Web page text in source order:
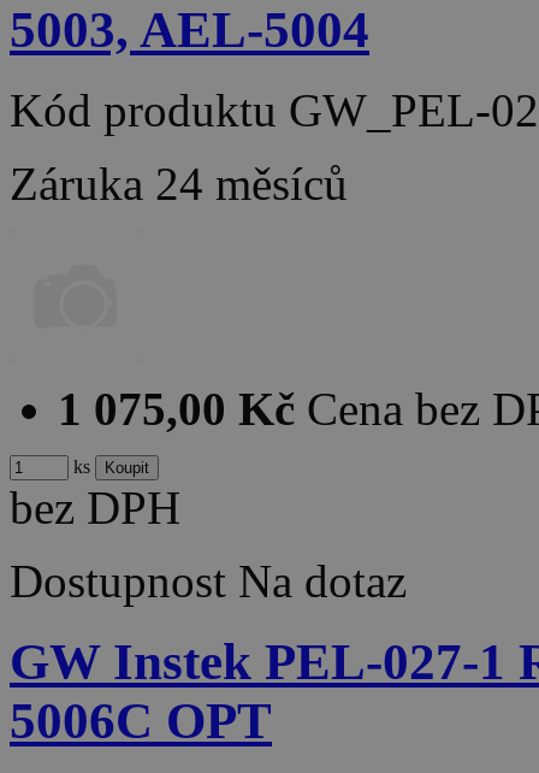
5003, AEL-5004
Kód produktu GW_PEL-
Záruka 24 měsíců
1 075,00 Kč Cena bez
ks
bez DPH
Dostupnost Na dotaz
GW Instek PEL-027-
5006C OPT